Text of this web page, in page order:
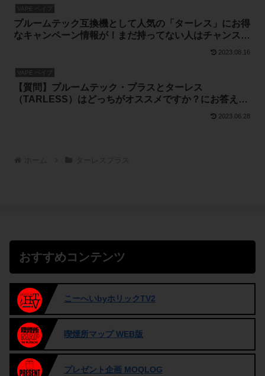
VAPE ベイプ
プルームテック互換機として人気の「ターレス」にお得
なキャンペーン情報が！まだ持ってない人はチャンスで
2023.08.16
VAPE ベイプ
【質問】プルームテック・プラスとターレス
（TARLESS）はどっちがオススメですか？にお答えし
2023.06.28
おすすめコンテンツ
こーへいbyホリックTV2
喫煙所マップ WEB版
プレゼント企画 MOQLOG